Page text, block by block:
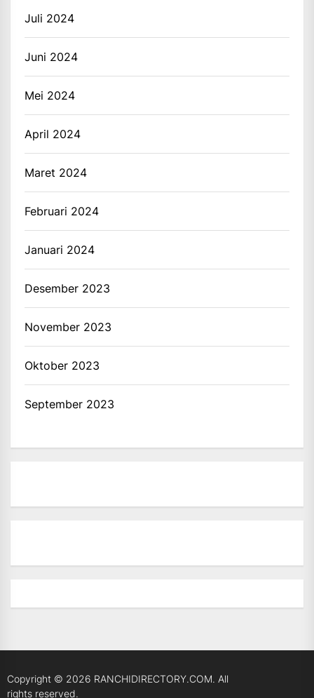
Juli 2024
Juni 2024
Mei 2024
April 2024
Maret 2024
Februari 2024
Januari 2024
Desember 2023
November 2023
Oktober 2023
September 2023
Copyright © 2026 RANCHIDIRECTORY.COM. All
rights reserved.